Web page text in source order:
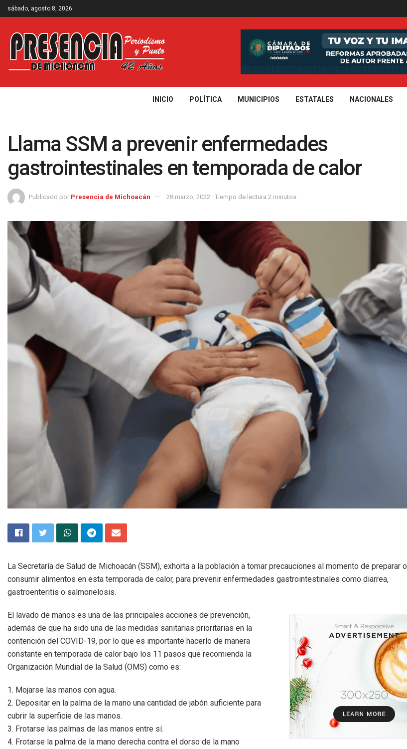
sábado, agosto 8, 2026
INICIO POLÍTICA MUNICIPIOS ESTATALES NACIONALES
Llama SSM a prevenir enfermedades
gastrointestinales en temporada de calor
Publicado por Presencia de Michoacán 28 marzo, 2022 Tiempo de lectura:2 minutos
La Secretaría de Salud de Michoacán (SSM), exhorta a la población a tomar precauciones al momento de preparar o
consumir alimentos en esta temporada de calor, para prevenir enfermedades gastrointestinales como diarrea,
gastroenteritis o salmonelosis.
El lavado de manos es una de las principales acciones de prevención,
además de que ha sido una de las medidas sanitarias prioritarias en la
contención del COVID-19, por lo que es importante hacerlo de manera
constante en temporada de calor bajo los 11 pasos que recomienda la
Organización Mundial de la Salud (OMS) como es:
1. Mojarse las manos con agua.
2. Depositar en la palma de la mano una cantidad de jabón suficiente para
cubrir la superficie de las manos.
3. Frotarse las palmas de las manos entre sí.
4. Frotarse la palma de la mano derecha contra el dorso de la mano